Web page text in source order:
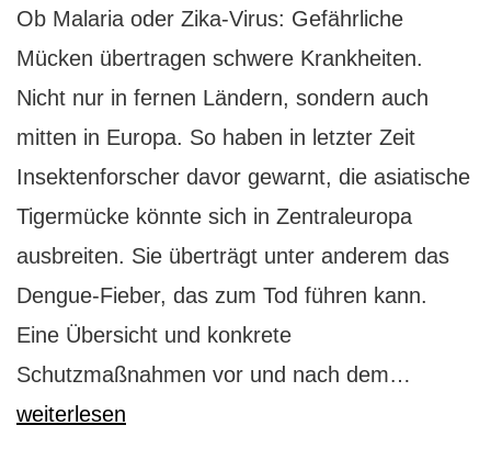
Ob Malaria oder Zika-Virus: Gefährliche
Mücken übertragen schwere Krankheiten.
Nicht nur in fernen Ländern, sondern auch
mitten in Europa. So haben in letzter Zeit
Insektenforscher davor gewarnt, die asiatische
Tigermücke könnte sich in Zentraleuropa
ausbreiten. Sie überträgt unter anderem das
Dengue-Fieber, das zum Tod führen kann.
Eine Übersicht und konkrete
Schutzmaßnahmen vor und nach dem…
weiterlesen